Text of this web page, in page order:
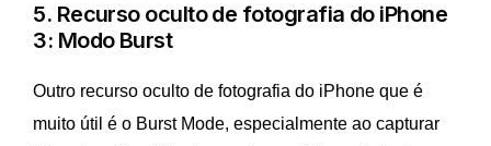
5. Recurso oculto de fotografia do iPhone
3: Modo Burst
Outro recurso oculto de fotografia do iPhone que é
muito útil é o Burst Mode, especialmente ao capturar